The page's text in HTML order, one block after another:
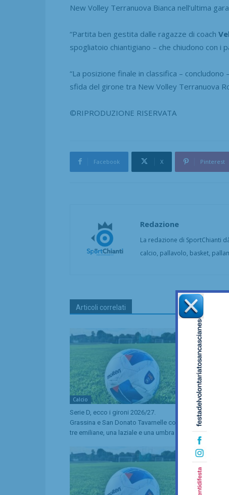
New Volley Terranuova Bianca nell’ultima
“Partita ben gestita dalle ragazze di coach
spogliatoio chiantigiano – che chiudono con i
“La posizione finale in classifica –
sfida del girone tra New Volley Terranuova
©RIPRODUZIONE RISERVATA
Facebook X Pinterest
Redazione
La redazione di SportChianti
calcio, pallavolo, basket,
Articoli correlati
Calcio
Serie D, ecco i gironi 2026/27.
Grassina e San Donato Tavarnelle con
tre emiliane, una laziale e una umbra
Equitazione
Anastasia
convocata
Riders agli